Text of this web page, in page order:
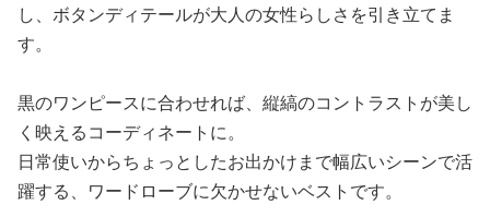
し、ボタンディテールが大人の女性らしさを引き立てま
す。
黒のワンピースに合わせれば、縦縞のコントラストが美し
く映えるコーディネートに。
日常使いからちょっとしたお出かけまで幅広いシーンで活
躍する、ワードローブに欠かせないベストです。